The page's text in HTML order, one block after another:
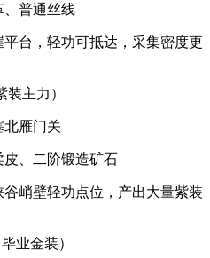
、普通丝线
台，轻功可抵达，采集密度更
装主力）
北雁门关
、二阶锻造矿石
峭壁轻功点位，产出大量紫装
业金装）